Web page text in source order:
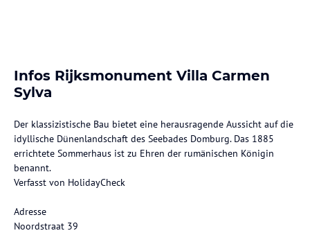
Infos Rijksmonument Villa Carmen
Sylva
Der klassizistische Bau bietet eine herausragende Aussicht auf die
idyllische Dünenlandschaft des Seebades Domburg. Das 1885
errichtete Sommerhaus ist zu Ehren der rumänischen Königin
benannt.
Verfasst von HolidayCheck
Adresse
Noordstraat 39